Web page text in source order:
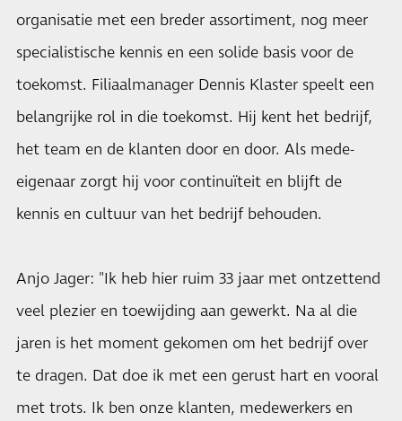
organisatie met een breder assortiment, nog meer
specialistische kennis en een solide basis voor de
toekomst. Filiaalmanager Dennis Klaster speelt een
belangrijke rol in die toekomst. Hij kent het bedrijf,
het team en de klanten door en door. Als mede-
eigenaar zorgt hij voor continuïteit en blijft de
kennis en cultuur van het bedrijf behouden.
Anjo Jager: "Ik heb hier ruim 33 jaar met ontzettend
veel plezier en toewijding aan gewerkt. Na al die
jaren is het moment gekomen om het bedrijf over
te dragen. Dat doe ik met een gerust hart en vooral
met trots. Ik ben onze klanten, medewerkers en